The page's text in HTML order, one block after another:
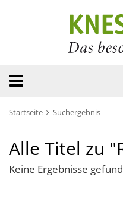
Startseite Suchergebnis
Alle Titel zu
Keine Ergebnisse